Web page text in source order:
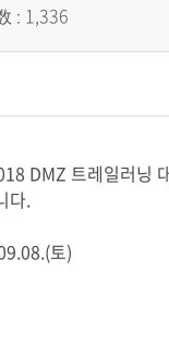
: 1,336
DMZ 트레일러닝
다.
토)